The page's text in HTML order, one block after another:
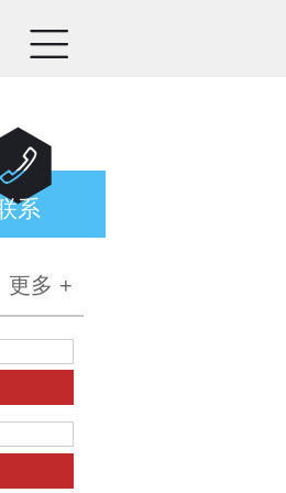

系
更多 +